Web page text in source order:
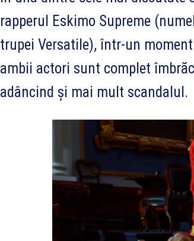
rapperul Eskimo Supreme
trupei Versatile), într-un
ambii actori sunt complet
adâncind și mai mult scandalul.